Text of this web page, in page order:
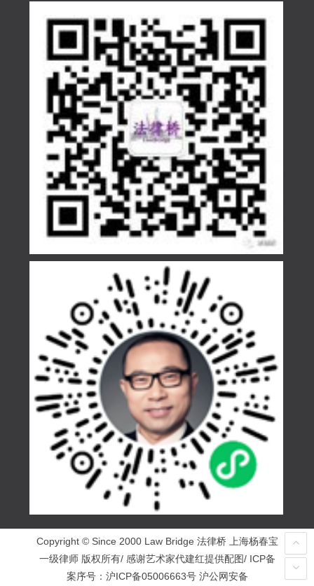
Copyright © Since 2000 Law Bridge 法律桥 上海杨春宝
一级律师 版权所有/ 感谢艺术家代建红提供配图/ ICP备
案序号： 沪ICP备05006663号 沪公网安备